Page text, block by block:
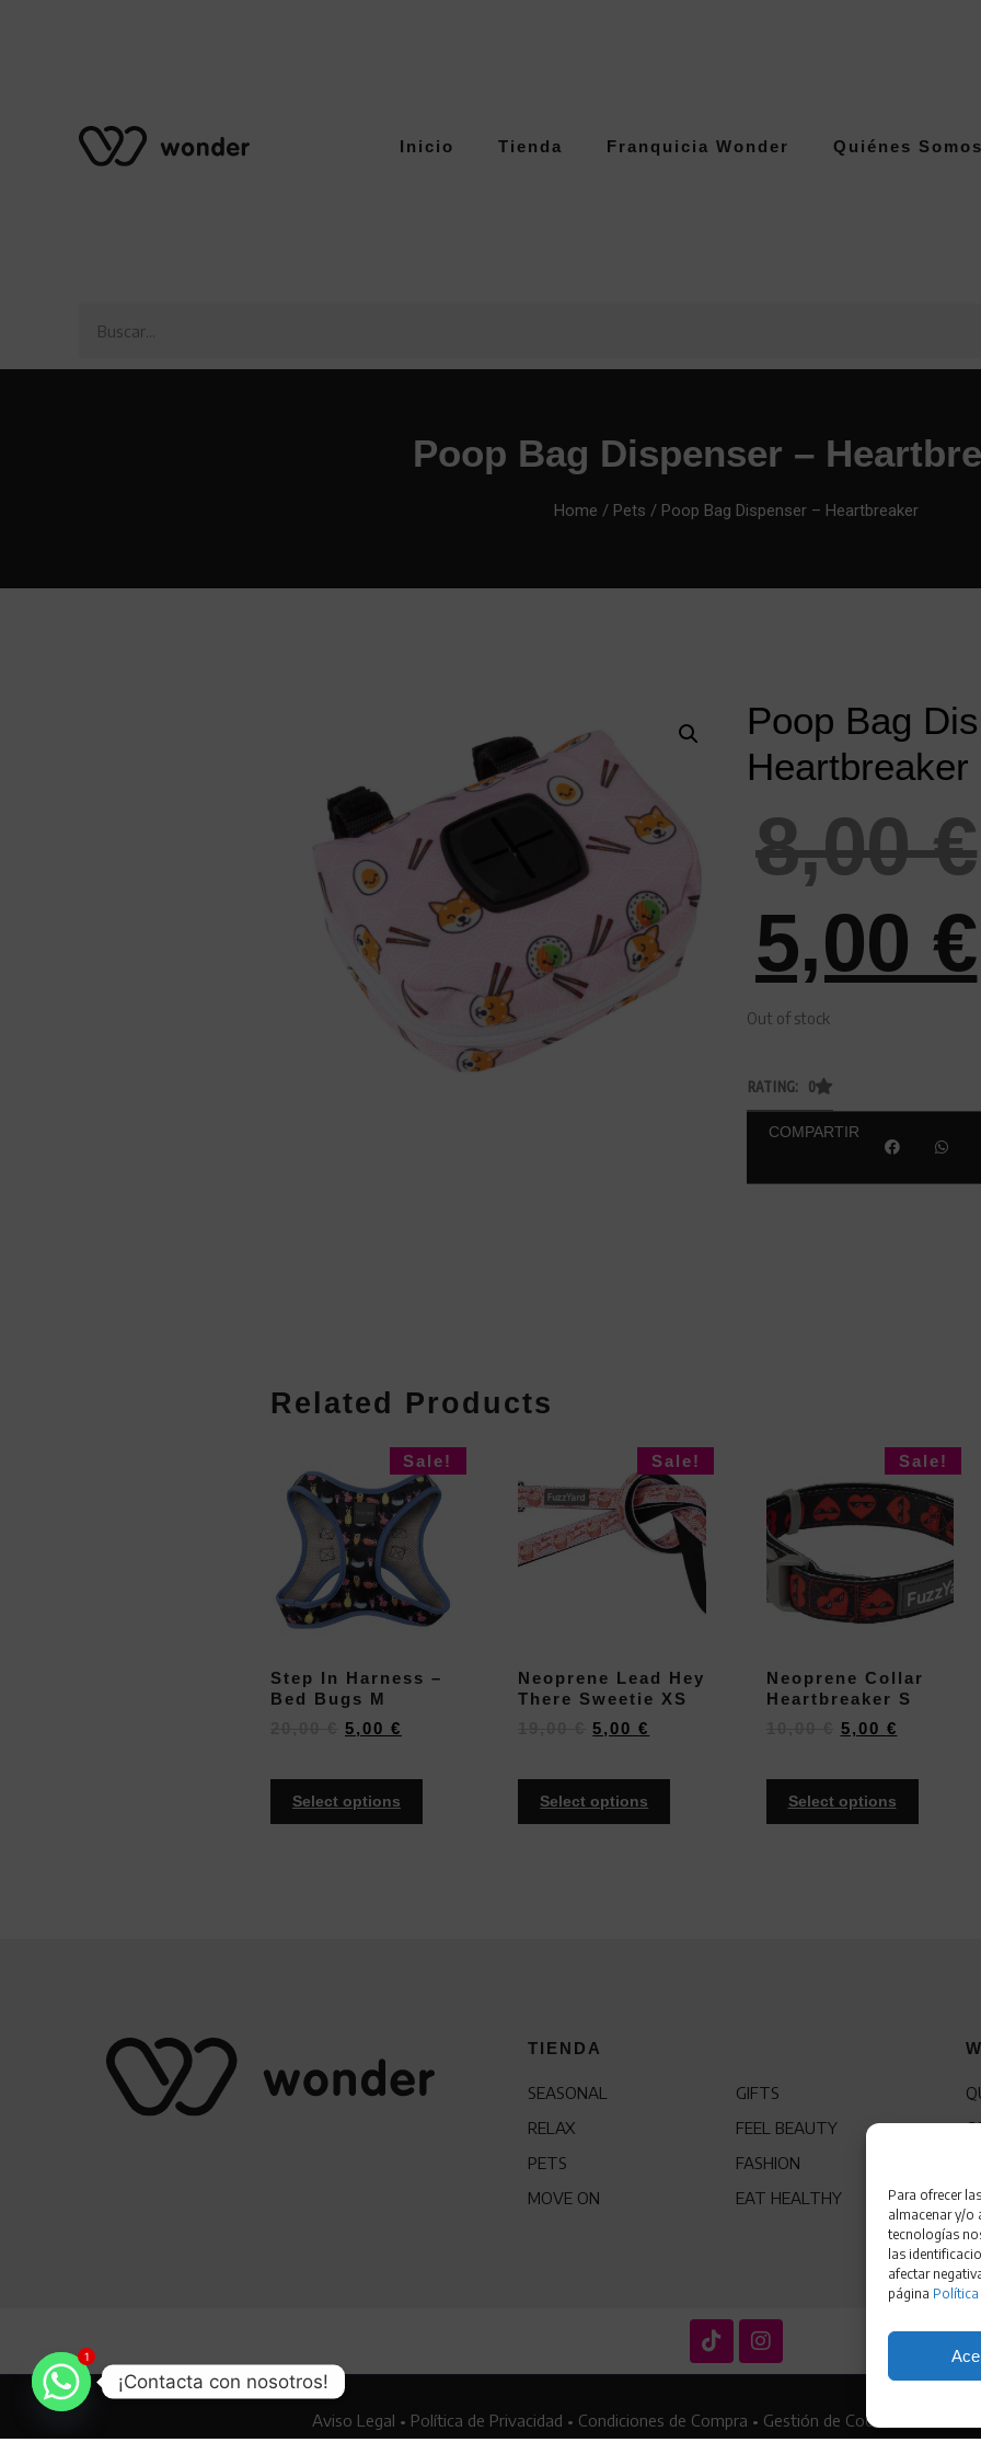
Para ofrecer
almacenar y/o
tecnologías
las
afectar
página Política
Inicio Tienda Franquicia Wonder Quiénes Somos
Poop Bag Dispenser –
Home / Pets / Poop Bag Dispenser – Heartbreaker
Poop Bag
Heartbreaker
8,00€
5,00 €
Out of stock
RATING: 0
COMPARTIR
Related Products
Sale!
Step In Harness –
Bed Bugs M
5,00 €
Select options
Sale!
Neoprene Lead Hey
There Sweetie XS
5,00€
Select options
Sale!
Neoprene Collar
Heartbreaker S
5,00 €
Select options
TIENDA
SEASONAL
RELAX
PETS
MOVE ON
GIFTS
FEEL BEAUTY
FASHION
EAT HEALTHY
Aviso Legal • Política de Privacidad • Condiciones de Compra • Gestión de Cookies
1
¡Contacta con nosotros!